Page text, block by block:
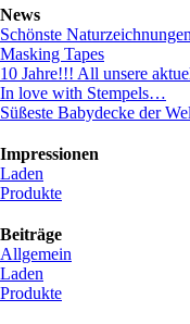
News
Schönste Naturzeichnungen
Masking Tapes
10 Jahre!!! All unsere
In love with Stempels…
Süßeste Babydecke der
Impressionen
Laden
Produkte
Beiträge
Allgemein
Laden
Produkte